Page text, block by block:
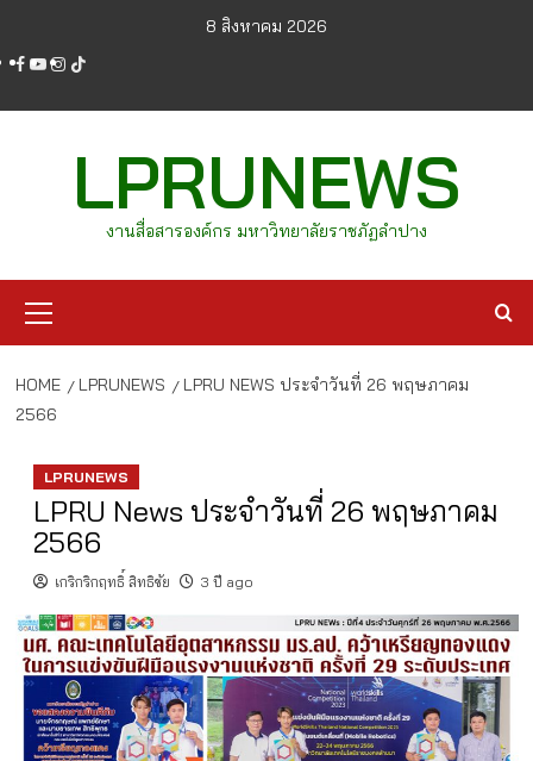
content
8 สิงหาคม 2026
facebook
youtube
instagram
tiktok
LPRUNEWS
งานสื่อสารองค์กร มหาวิทยาลัยราชภัฏลำปาง
Menu
HOME LPRUNEWS
LPRU NEWS ประจำวันที่ 26 พฤษภาคม
2566
LPRUNEWS
LPRU News ประจำวันที่ 26 พฤษภาคม
2566
เกริกริกฤทธิ์ สิทธิชัย 3 ปี ago